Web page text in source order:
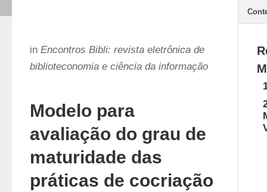
in Encontros Bibli: revista eletrônica de
biblioteconomia e ciência da informação
Modelo para
avaliação do grau de
maturidade das
práticas de cocriação